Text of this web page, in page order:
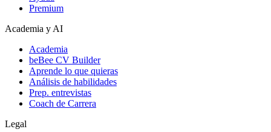
Premium
Academia y AI
Academia
beBee CV Builder
Aprende lo que quieras
Análisis de habilidades
Prep. entrevistas
Coach de Carrera
Legal